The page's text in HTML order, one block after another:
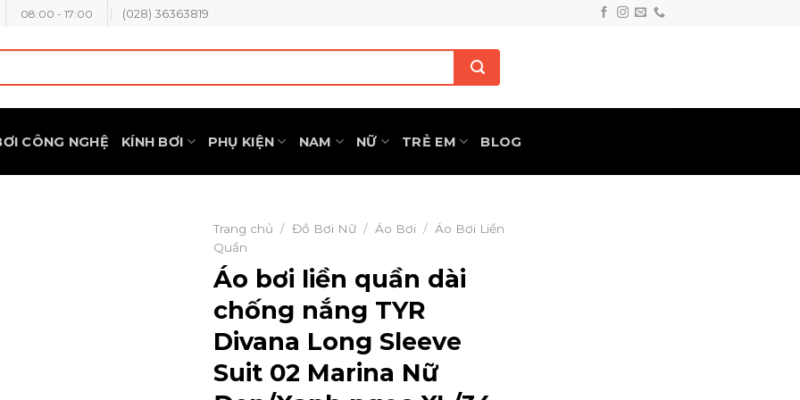
08:00 - 17:00 (028) 36363819
CÔNG NGHỆ KÍNH BƠI PHỤ KIỆN NAM NỮ TRẺ EM BLOG
Trang chủ / Đồ Bơi Nữ / Áo Bơi / Áo Bơi Liền
Quần
Áo bơi liền quần dài
chống nắng TYR
Divana Long Sleeve
Suit 02 Marina Nữ